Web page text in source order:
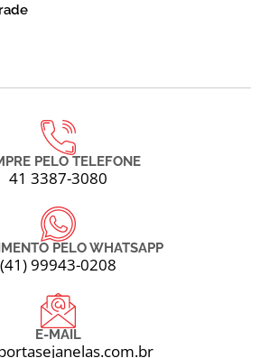
PELO TELEFONE
41 3387-3080
PELO WHATSAPP
(41) 99943-0208
E-MAIL